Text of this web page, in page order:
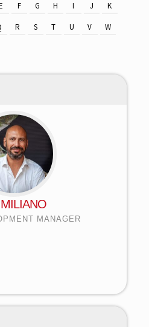
F G H I J K
R S T U V W
MANAGER